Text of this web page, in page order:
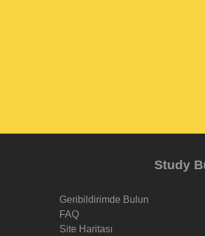
Study
Geribildirimde Bulun
FAQ
Site Haritası